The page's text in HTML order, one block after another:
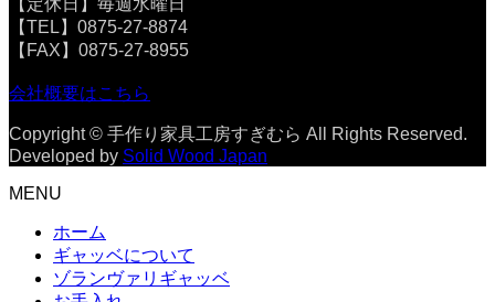
【TEL】0875-27-8874
【FAX】0875-27-8955
会社概要はこちら
Copyright © 手作り家具工房すぎむら All Rights Reserved.
Developed by Solid Wood Japan
MENU
ホーム
ギャッベについて
ゾランヴァリギャッベ